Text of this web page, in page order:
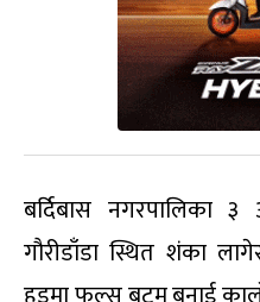
बर्दिबास नगरपालिका ३
गौरीडाँडा स्थित शंका